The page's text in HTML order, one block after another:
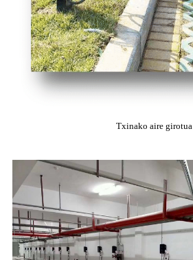
Txinako aire girotua